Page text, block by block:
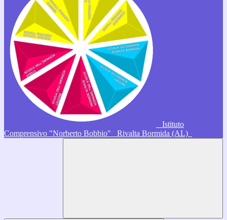
Istituto
Comprensivo "Norberto Bobbio"
Rivalta Bormida (AL)